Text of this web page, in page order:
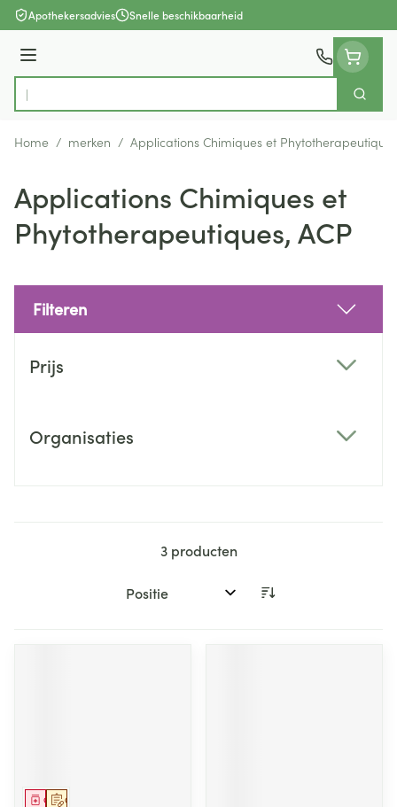
Ga naar de inhoud
Apothekersadvies Snelle beschikbaarheid
Menu
Product, merk, categorie...
Zoek
Home / merken / Applications Chimiques et
Applications Chimiques et
Phytotherapeutiques, ACP
Filteren
Prijs
Organisaties
3producten
Sorteer op:
Op voorschrift
Geneesmiddel